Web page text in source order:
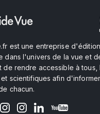
est une entreprise
dans l'univers de la vue et
de rendre accessible à tous,
scientifiques afin
chacun.